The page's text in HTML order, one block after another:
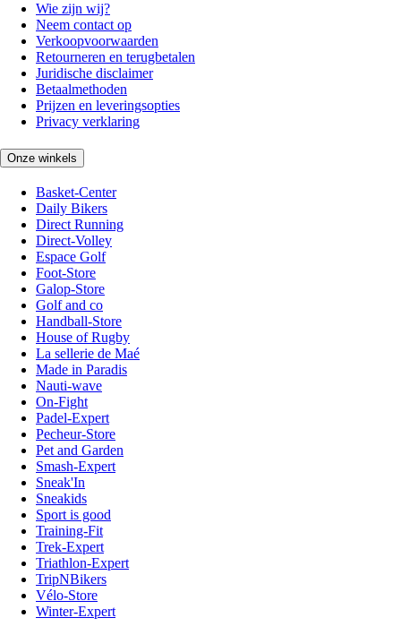
Wie zijn wij?
Neem contact op
Verkoopvoorwaarden
Retourneren en terugbetalen
Juridische disclaimer
Betaalmethoden
Prijzen en leveringsopties
Privacy verklaring
Onze winkels
Basket-Center
Daily Bikers
Direct Running
Direct-Volley
Espace Golf
Foot-Store
Galop-Store
Golf and co
Handball-Store
House of Rugby
La sellerie de Maé
Made in Paradis
Nauti-wave
On-Fight
Padel-Expert
Pecheur-Store
Pet and Garden
Smash-Expert
Sneak'In
Sneakids
Sport is good
Training-Fit
Trek-Expert
Triathlon-Expert
TripNBikers
Vélo-Store
Winter-Expert